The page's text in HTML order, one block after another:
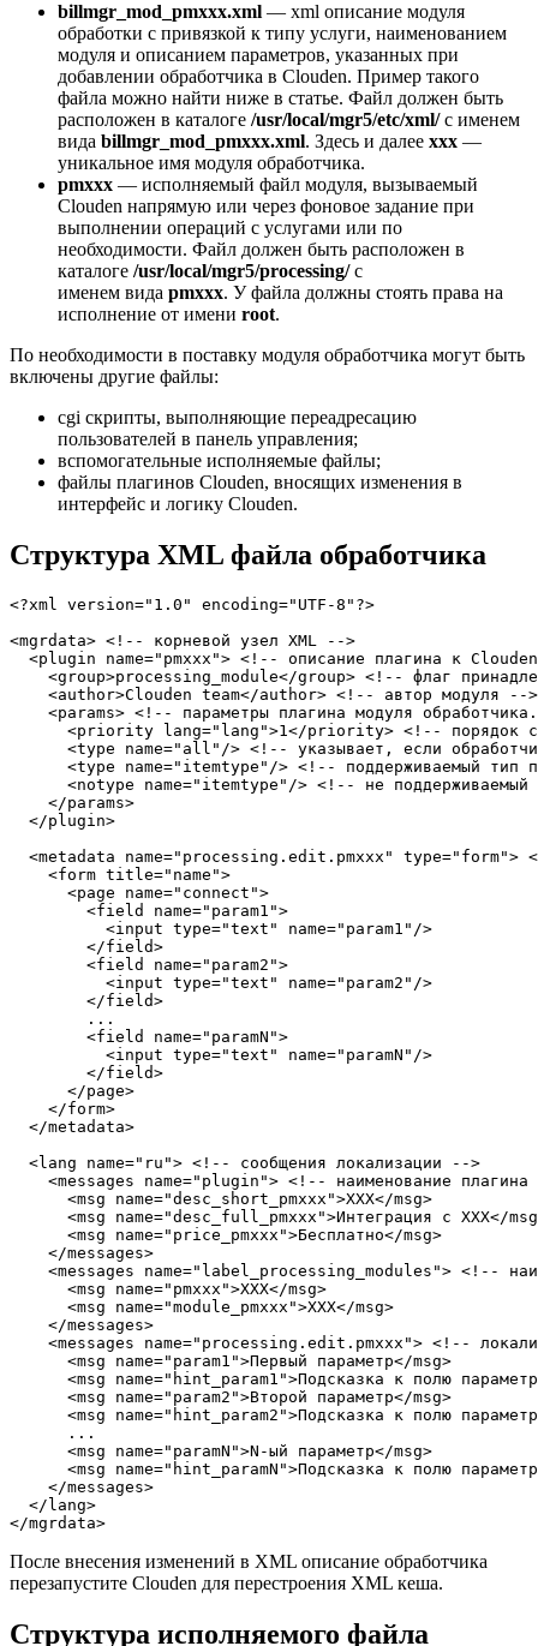
billmgr_mod_pmxxx.xml — xml описание модуля
обработки с привязкой к типу услуги, наименованием
модуля и описанием параметров, указанных при
добавлении обработчика в Clouden. Пример такого
файла можно найти ниже в статье. Файл должен быть
расположен в каталоге /usr/local/mgr5/etc/xml/с именем
вида billmgr_mod_pmxxx.xml. Здесь и далее xxx —
уникальное имя модуля обработчика.
pmxxx — исполняемый файл модуля, вызываемый
Clouden напрямую или через фоновое задание при
выполнении операций с услугами или по
необходимости. Файл должен быть расположен в
каталоге /usr/local/mgr5/processing/с
именем вида pmxxx. У файла должны стоять права на
исполнение от имени root.
По необходимости в поставку модуля обработчика могут быть
включены другие файлы:
cgi скрипты, выполняющие переадресацию
пользователей в панель управления;
вспомогательные исполняемые файлы;
файлы плагинов Clouden, вносящих изменения в
интерфейс и логику Clouden.
Структура XML файла обработчика
<?xml version="1.0" encoding="UTF-8"?>
<mgrdata> <!-- корневой узел XML -->
<plugin name="pmxxx"> <!-- описание плагина к
<group>processing_module</group> <!-- флаг
    <author>Clouden team</author> <!-- автор модуля -->
<params> <!-- параметры плагина модуля
<priority lang="lang">1</priority> <!-- порядок
<type name="all"/> <!-- указывает, если
<type name="itemtype"/> <!-- поддерживаемый тип
<notype name="itemtype"/> <!-- не
    </params>
  </plugin>
<metadata name="processing.edit.pmxxx" type="form">
    <form title="name">
      <page name="connect">
        <field name="param1">
          <input type="text" name="param1"/>
        </field>
        <field name="param2">
          <input type="text" name="param2"/>
        </field>
        ...
        <field name="paramN">
          <input type="text" name="paramN"/>
        </field>
      </page>
    </form>
  </metadata>
  <lang name="ru"> <!-- сообщения локализации -->
<messages name="plugin"> <!-- наименование
      <msg name="desc_short_pmxxx">XXX</msg>
<msg name="desc_full_pmxxx">Интеграция с XXX</
      <msg name="price_pmxxx">Бесплатно</msg>
    </messages>
<messages name="label_processing_modules"> <!--
      <msg name="pmxxx">XXX</msg>
      <msg name="module_pmxxx">XXX</msg>
    </messages>
<messages name="processing.edit.pmxxx"> <!--
      <msg name="param1">Первый параметр</msg>
<msg name="hint_param1">Подсказка к полю
      <msg name="param2">Второй параметр</msg>
<msg name="hint_param2">Подсказка к полю
      ...
      <msg name="paramN">N-ый параметр</msg>
<msg name="hint_paramN">Подсказка к полю
    </messages>
  </lang>
</mgrdata>
После внесения изменений в XML описание обработчика
перезапустите Clouden для перестроения XML кеша.
Структура исполняемого файла